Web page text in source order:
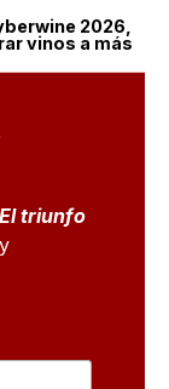
2026,
vinos a más
El triunfo